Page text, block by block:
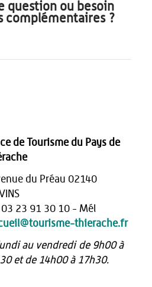
question ou besoin
complémentaires ?
de Tourisme du Pays de
du Préau 02140
: 03 23 91 30 10 - Mél
thierache.fr
au vendredi de 9h00 à
et de 14h00 à 17h30.